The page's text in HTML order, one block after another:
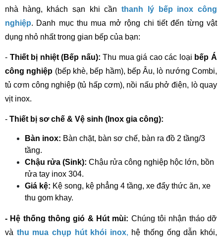
nhà hàng, khách sạn khi cần thanh lý bếp inox công
nghiệp. Danh mục thu mua mở rộng chi tiết đến từng vật
dụng nhỏ nhất trong gian bếp của bạn:
- Thiết bị nhiệt (Bếp nấu): Thu mua giá cao các loại bếp Á
công nghiệp (bếp khè, bếp hầm), bếp Âu, lò nướng Combi,
tủ cơm công nghiệp (tủ hấp cơm), nồi nấu phở điện, lò quay
vịt inox.
- Thiết bị sơ chế & Vệ sinh (Inox gia công):
Bàn inox: Bàn chặt, bàn sơ chế, bàn ra đồ 2 tầng/3
tầng.
Chậu rửa (Sink): Chậu rửa công nghiệp hộc lớn, bồn
rửa tay inox 304.
Giá kệ: Kệ song, kệ phẳng 4 tầng, xe đẩy thức ăn, xe
thu gom khay.
- Hệ thống thông gió & Hút mùi: Chúng tôi nhận tháo dỡ
và thu mua chụp hút khói inox, hệ thống ống dẫn khói,